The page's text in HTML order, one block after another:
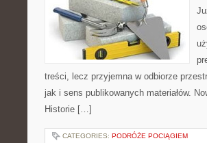
treści, lecz przyjemna w odbiorze
jak i sens publikowanych materiałów.
Historie […]
CATEGORIES: PODRÓŻE POCIĄGIEM